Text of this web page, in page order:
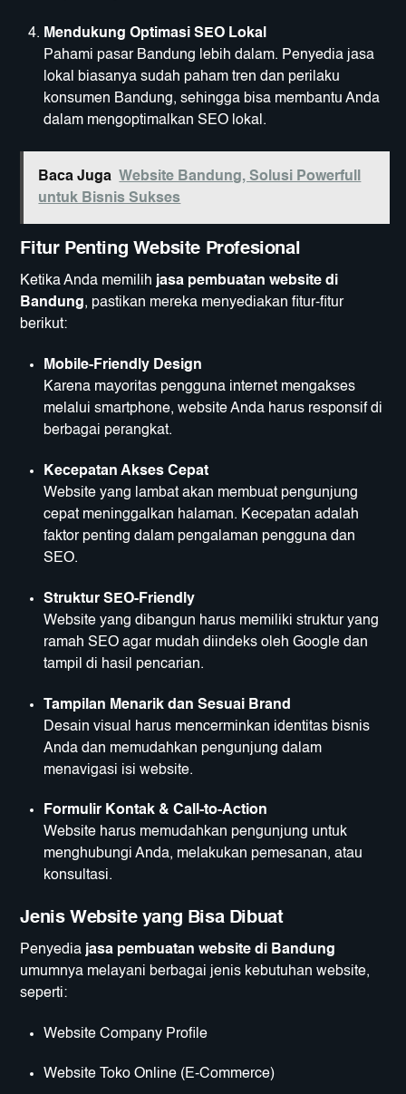
Mendukung Optimasi SEO Lokal
Pahami pasar Bandung lebih dalam. Penyedia jasa
lokal biasanya sudah paham tren dan perilaku
konsumen Bandung, sehingga bisa membantu Anda
dalam mengoptimalkan SEO lokal.
Baca Juga Website Bandung, Solusi Powerfull
untuk Bisnis Sukses
Fitur Penting Website Profesional
Ketika Anda memilih jasa pembuatan website di
Bandung, pastikan mereka menyediakan fitur-fitur
berikut:
Mobile-Friendly Design
Karena mayoritas pengguna internet mengakses
melalui smartphone, website Anda harus responsif di
berbagai perangkat.
Kecepatan Akses Cepat
Website yang lambat akan membuat pengunjung
cepat meninggalkan halaman. Kecepatan adalah
faktor penting dalam pengalaman pengguna dan
SEO.
Struktur SEO-Friendly
Website yang dibangun harus memiliki struktur yang
ramah SEO agar mudah diindeks oleh Google dan
tampil di hasil pencarian.
Tampilan Menarik dan Sesuai Brand
Desain visual harus mencerminkan identitas bisnis
Anda dan memudahkan pengunjung dalam
menavigasi isi website.
Formulir Kontak & Call-to-Action
Website harus memudahkan pengunjung untuk
menghubungi Anda, melakukan pemesanan, atau
konsultasi.
Jenis Website yang Bisa Dibuat
Penyedia jasa pembuatan website di Bandung
umumnya melayani berbagai jenis kebutuhan website,
seperti:
Website Company Profile
Website Toko Online (E-Commerce)